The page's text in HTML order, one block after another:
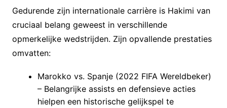
Gedurende zijn internationale carrière is Hakimi van
cruciaal belang geweest in verschillende
opmerkelijke wedstrijden. Zijn opvallende prestaties
omvatten:
Marokko vs. Spanje (2022 FIFA Wereldbeker)
– Belangrijke assists en defensieve acties
hielpen een historische gelijkspel te